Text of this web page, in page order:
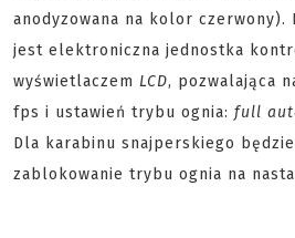
anodyzowana na kolor czerwony).
jest elektroniczna jednostka
wyświetlaczem LCD, pozwalająca
fps i ustawień trybu ognia: full
Dla karabinu snajperskiego
zablokowanie trybu ognia na